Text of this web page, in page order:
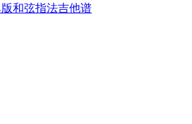
和弦指法吉他谱